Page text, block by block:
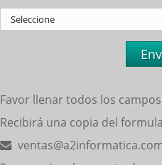
Favor llenar todos los
Recibirá una copia del